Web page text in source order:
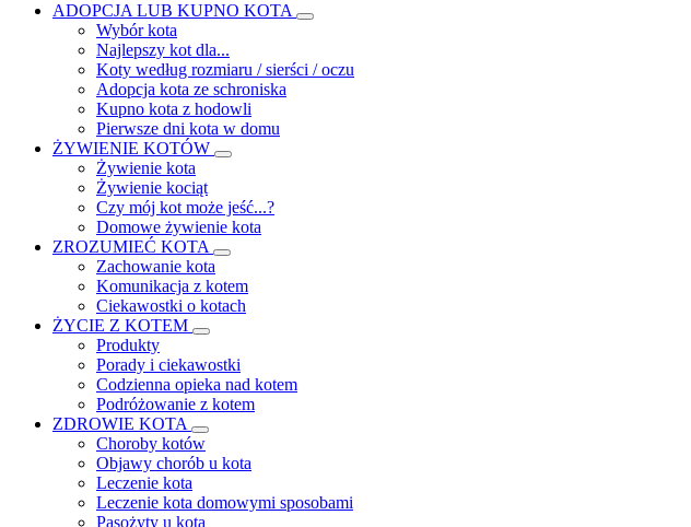
ADOPCJA LUB KUPNO KOTA
Wybór kota
Najlepszy kot dla...
Koty według rozmiaru / sierści / oczu
Adopcja kota ze schroniska
Kupno kota z hodowli
Pierwsze dni kota w domu
ŻYWIENIE KOTÓW
Żywienie kota
Żywienie kociąt
Czy mój kot może jeść...?
Domowe żywienie kota
ZROZUMIEĆ KOTA
Zachowanie kota
Komunikacja z kotem
Ciekawostki o kotach
ŻYCIE Z KOTEM
Produkty
Porady i ciekawostki
Codzienna opieka nad kotem
Podróżowanie z kotem
ZDROWIE KOTA
Choroby kotów
Objawy chorób u kota
Leczenie kota
Leczenie kota domowymi sposobami
Pasożyty u kota